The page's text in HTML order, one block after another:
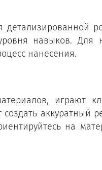
навыков. Для
нанесения.
играют
аккуратный
на